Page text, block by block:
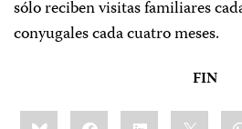
sólo reciben visitas familiares
conyugales cada cuatro meses.
FIN
ShareBlueskyFacebookLinkedIn